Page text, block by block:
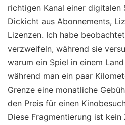
richtigen Kanal einer
Dickicht aus Abonnements,
Lizenzen. Ich habe
verzweifeln, während sie
warum ein Spiel in einem
während man ein paar
Grenze eine monatliche
den Preis für einen
Diese Fragmentierung ist kein